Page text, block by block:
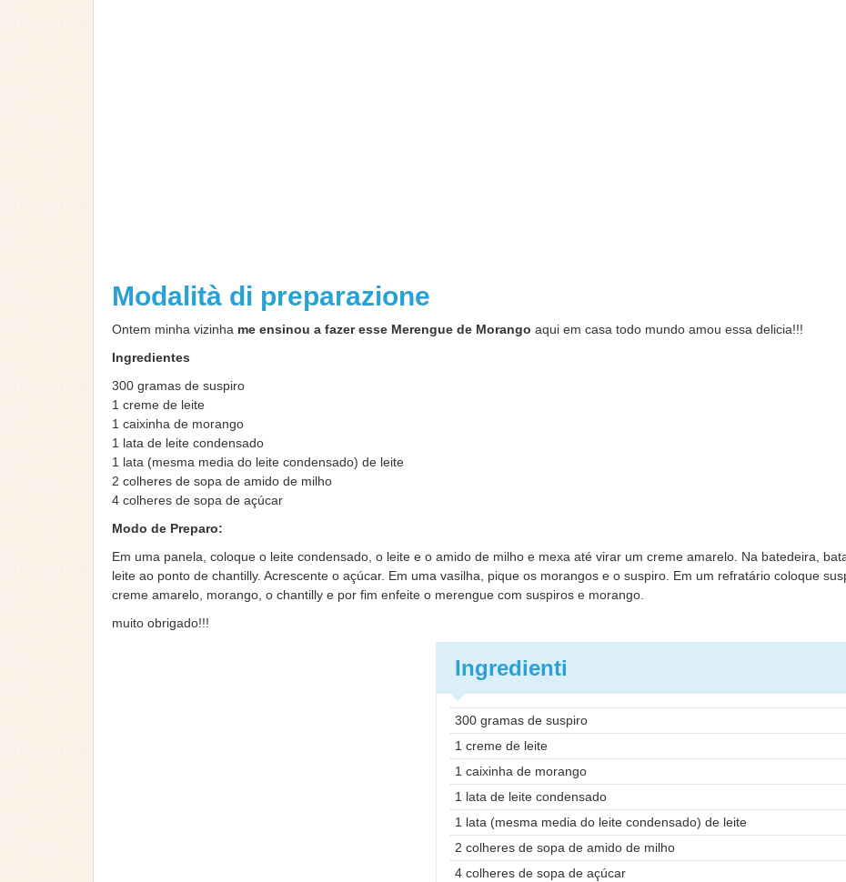
Modalità di preparazione
Ontem minha vizinha me ensinou a fazer esse Merengue de Morango aqui em casa todo mundo amou essa delicia!!!
Ingredientes
300 gramas de suspiro
1 creme de leite
1 caixinha de morango
1 lata de leite condensado
1 lata (mesma media do leite condensado) de leite
2 colheres de sopa de amido de milho
4 colheres de sopa de açúcar
Modo de Preparo:
Em uma panela, coloque o leite condensado, o leite e o amido de milho e mexa até virar um creme amarelo. Na batedeira,
leite ao ponto de chantilly. Acrescente o açúcar. Em uma vasilha, pique os morangos e o suspiro. Em um refratário coloque
creme amarelo, morango, o chantilly e por fim enfeite o merengue com suspiros e morango.
muito obrigado!!!
Ingredienti
300 gramas de suspiro
1 creme de leite
1 caixinha de morango
1 lata de leite condensado
1 lata (mesma media do leite condensado) de leite
2 colheres de sopa de amido de milho
4 colheres de sopa de açúcar